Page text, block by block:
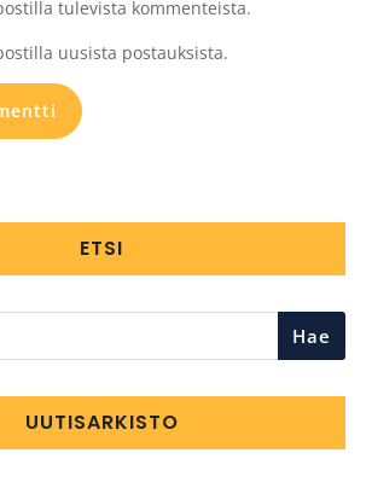
tulevista kommenteista.
uusista postauksista.
ETSI
Hae
UUTISARKISTO